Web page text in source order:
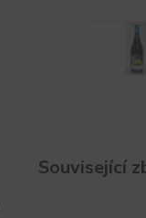
Související